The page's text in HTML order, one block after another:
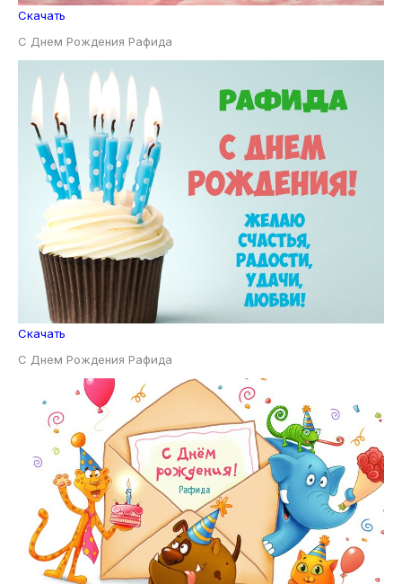
Скачать
С Днем Рождения Рафида
Скачать
С Днем Рождения Рафида